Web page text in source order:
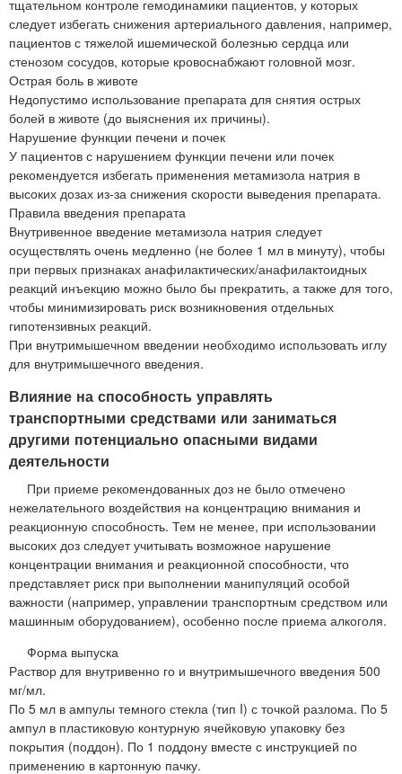
тщательном контроле гемодинамики пациентов, у которых
следует избегать снижения артериального давления, например,
пациентов с тяжелой ишемической болезнью сердца или
стенозом сосудов, которые кровоснабжают головной мозг.
Острая боль в животе
Недопустимо использование препарата для снятия острых
болей в животе (до выяснения их причины).
Нарушение функции печени и почек
У пациентов с нарушением функции печени или почек
рекомендуется избегать применения метамизола натрия в
высоких дозах из-за снижения скорости выведения препарата.
Правила введения препарата
Внутривенное введение метамизола натрия следует
осуществлять очень медленно (не более 1 мл в минуту), чтобы
при первых признаках анафилактических/анафилактоидных
реакций инъекцию можно было бы прекратить, а также для того,
чтобы минимизировать риск возникновения отдельных
гипотензивных реакций.
При внутримышечном введении необходимо использовать иглу
для внутримышечного введения.
Влияние на способность управлять
транспортными средствами или заниматься
другими потенциально опасными видами
деятельности
При приеме рекомендованных доз не было отмечено
нежелательного воздействия на концентрацию внимания и
реакционную способность. Тем не менее, при использовании
высоких доз следует учитывать возможное нарушение
концентрации внимания и реакционной способности, что
представляет риск при выполнении манипуляций особой
важности (например, управлении транспортным средством или
машинным оборудованием), особенно после приема алкоголя.
Форма выпуска
Раствор для внутривенно го и внутримышечного введения 500
мг/мл.
По 5 мл в ампулы темного стекла (тип I) с точкой разлома. По 5
ампул в пластиковую контурную ячейковую упаковку без
покрытия (поддон). По 1 поддону вместе с инструкцией по
применению в картонную пачку.